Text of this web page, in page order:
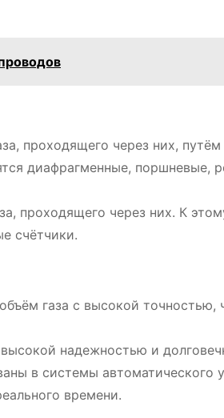
проходящего через них,
диафрагменные, поршневые,
проходящего через них. К
счётчики.
газа с высокой точностью,
надежностью и
в системы автоматического
времени.